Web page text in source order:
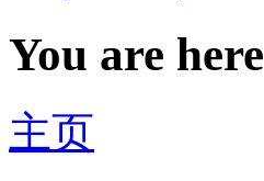
You are here
主页